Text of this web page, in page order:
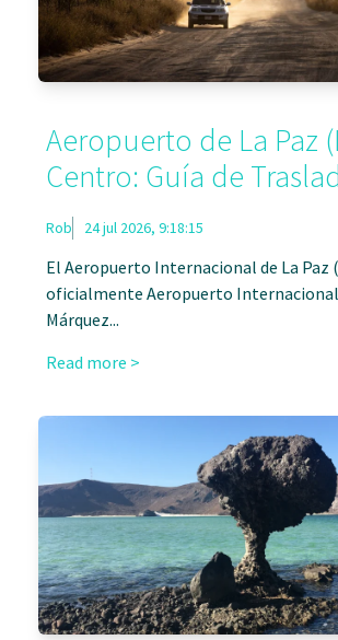
Aeropuerto de La Paz
Centro: Guía de
Rob 24 jul 2026, 9:18:15
El Aeropuerto Internacional de La Paz
oficialmente Aeropuerto
Márquez...
Read more >